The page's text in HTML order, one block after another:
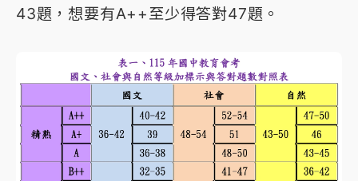
43題，想要有A++至少得答對47題。